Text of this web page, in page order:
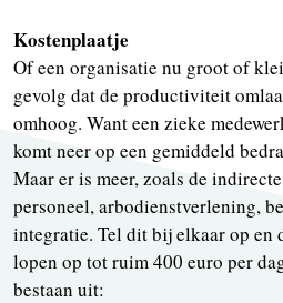
Kostenplaatje
Of een organisatie nu groot of
gevolg dat de productiviteit
omhoog. Want een zieke
komt neer op een gemiddeld
Maar er is meer, zoals de
personeel, arbodienstverlening,
integratie. Tel dit bij elkaar op en
lopen op tot ruim 400 euro per
bestaan uit: